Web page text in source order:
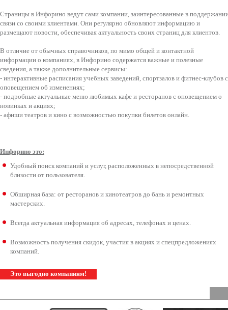
Страницы в Инфорино ведут сами компании, заинтересованные в
связи со своими клиентами. Они регулярно обновляют информацию и
размещают новости, обеспечивая актуальность своих страниц для клиентов.
В отличие от обычных справочников, по мимо общей и контактной
информации о компаниях, в Инфорино содержатся важные и полезные
сведения, а также дополнительные сервисы:
- интерактивные расписания учебных заведений, спортзалов и фитнес-клубов с
оповещением об изменениях;
- подробные актуальные меню любимых кафе и ресторанов с оповещением о
новинках и акциях;
- афиши театров и кино с возможностью покупки билетов онлайн.
Инфорино это:
Удобный поиск компаний и услуг, расположенных в непосредственной
близости от пользователя.
Обширная база: от ресторанов и кинотеатров до бань и ремонтных
мастерских.
Всегда актуальная информация об адресах, телефонах и ценах.
Возможность получения скидок, участия в акциях и спецпредложениях
компаний.
Это выгодно компаниям!